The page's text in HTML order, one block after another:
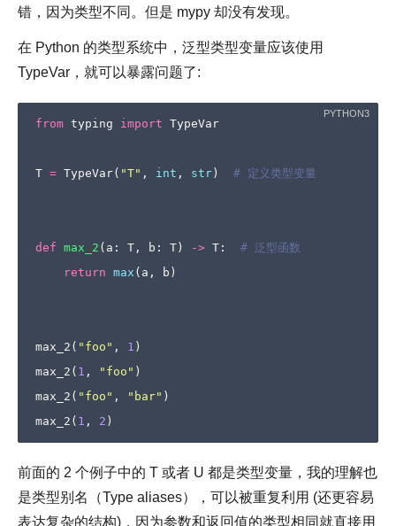
错，因为类型不同。但是 mypy 却没有发现。
在 Python 的类型系统中，泛型类型变量应该使用
TypeVar，就可以暴露问题了:
from typing import TypeVar
T = TypeVar( "T" , int , str ) # 定义类型变量
def max_2 ( a : T , b : T ) -> T :
# 泛型函数
return max ( a , b )
max_2 ( "foo" , 1 )
max_2 ( 1 , "foo" )
max_2 ( "foo" , "bar" )
max_2 ( 1 , 2 )
前面的 2 个例子中的 T 或者 U 都是类型变量，我的理解也
是类型别名（Type aliases），可以被重复利用 (还更容易
表达复杂的结构)，因为参数和返回值的类型相同就直接用